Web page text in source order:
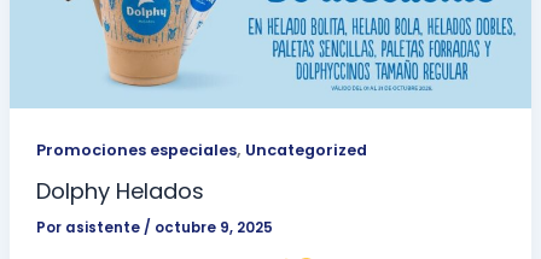
Promociones especiales, Uncategorized
Dolphy Helados
Por asistente / octubre 9, 2025